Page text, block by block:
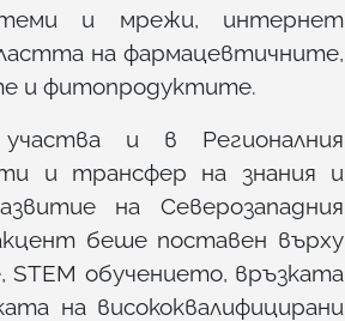
и мрежи, интернет
на фармацевтичните,
и фитопродуктите.
и в Регионалния
и трансфер на знания и
на Северозападния
беше поставен върху
обучението, връзката
на висококвалифицирани